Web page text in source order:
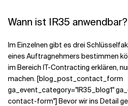
Wann ist IR35 anwendbar?
Im Einzelnen gibt es drei
eines Auftragnehmers bestimmen
im Bereich IT-Contracting erklären,
machen. [blog_post_contact_form
ga_event_category="IR35_blog1"
contact-form"] Bevor wir ins Detail